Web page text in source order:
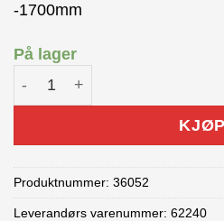
-1700mm
På lager
Bontrager Bremsewire
KJØP
Produktnummer: 36052
Leverandørs varenummer: 62240